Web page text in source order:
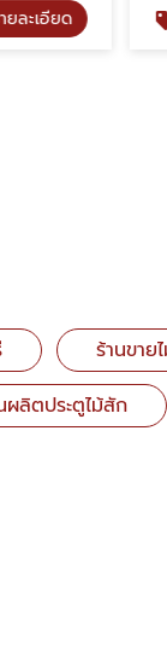
ยละเอียด
ร้านขาย
ผลิตประตูไม้สัก